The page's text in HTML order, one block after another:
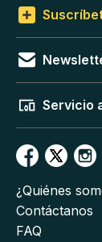
Servicio
¿Quiénes
Contáctanos
FAQ